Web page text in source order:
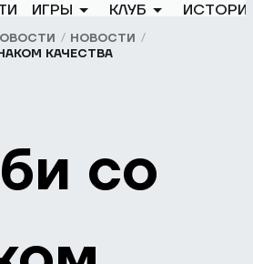
ИГРЫ КЛУБ
НОВОСТИ
КАЧЕСТВА
со